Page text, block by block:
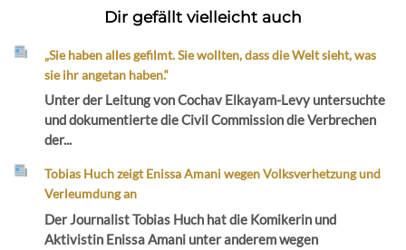
Dir gefällt vielleicht auch
„Sie haben alles gefilmt. Sie wollten, dass die Welt sieht, was
sie ihr angetan haben.“
Unter der Leitung von Cochav Elkayam-Levy untersuchte
und dokumentierte die Civil Commission die Verbrechen
der...
Tobias Huch zeigt Enissa Amani wegen Volksverhetzung und
Verleumdung an
Der Journalist Tobias Huch hat die Komikerin und
Aktivistin Enissa Amani unter anderem wegen